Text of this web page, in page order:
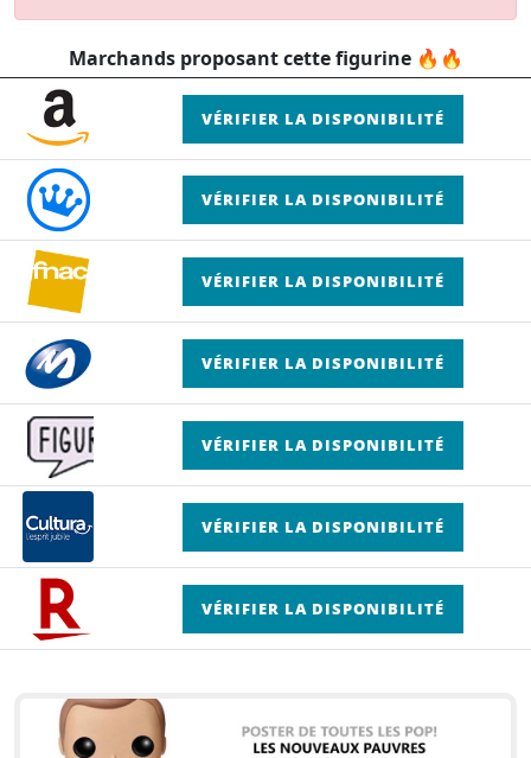
Marchands proposant cette figurine 🔥🔥
VÉRIFIER LA DISPONIBILITÉ
VÉRIFIER LA DISPONIBILITÉ
VÉRIFIER LA DISPONIBILITÉ
VÉRIFIER LA DISPONIBILITÉ
VÉRIFIER LA DISPONIBILITÉ
VÉRIFIER LA DISPONIBILITÉ
VÉRIFIER LA DISPONIBILITÉ